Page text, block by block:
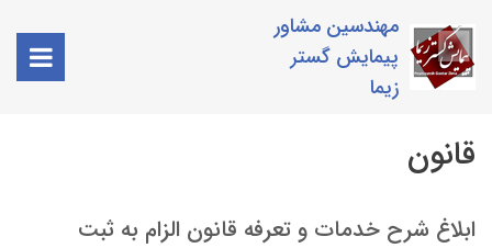
مهندسین مشاور
پیمایش گستر
زیما
قانون
ابلاغ شرح خدمات و تعرفه قانون الزام به ثبت